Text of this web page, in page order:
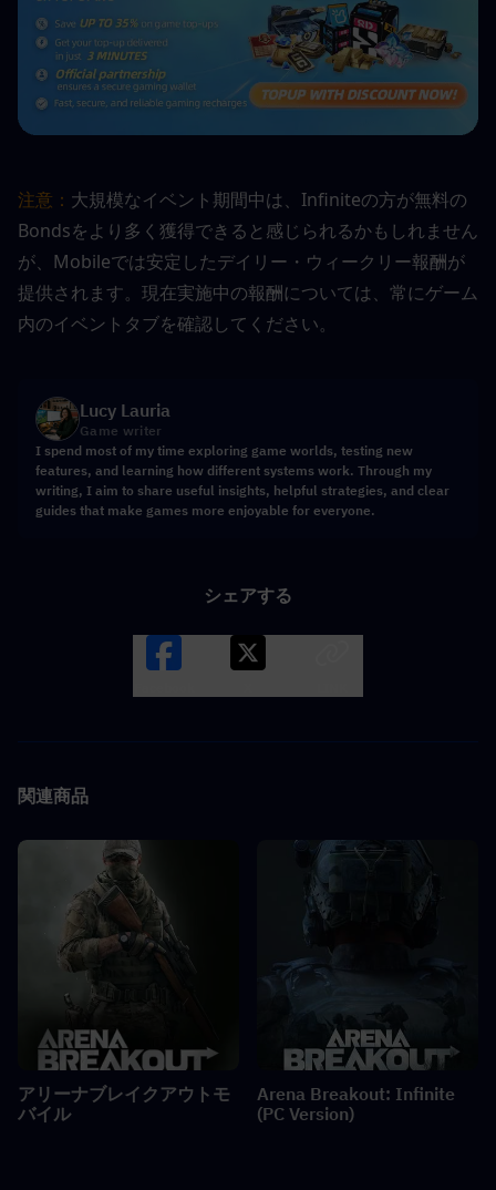
注意： 大規模なイベント期間中は、Infiniteの方が無料の
Bondsをより多く獲得できると感じられるかもしれません
が、Mobileでは安定したデイリー・ウィークリー報酬が
提供されます。現在実施中の報酬については、常にゲーム
内のイベントタブを確認してください。
Lucy Lauria
Game writer
I spend most of my time exploring game worlds, testing new
features, and learning how different systems work. Through my
writing, I aim to share useful insights, helpful strategies, and clear
guides that make games more enjoyable for everyone.
シェアする
関連商品
アリーナブレイクアウトモ
バイル
Arena Breakout: Infinite
(PC Version)